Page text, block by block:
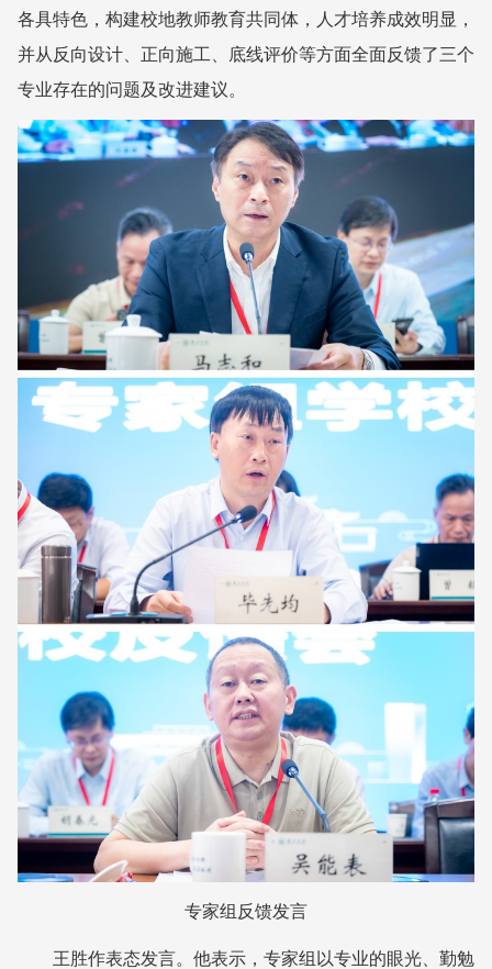
各具特色，构建校地教师教育共同体，人才培养成效明显，
并从反向设计、正向施工、底线评价等方面全面反馈了三个
专业存在的问题及改进建议。
专家组反馈发言
王胜作表态发言。他表示，专家组以专业的眼光、勤勉